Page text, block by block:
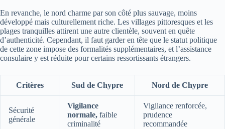
En revanche, le nord charme par son côté plus sauvage, moins
développé mais culturellement riche. Les villages pittoresques et les
plages tranquilles attirent une autre clientèle, souvent en quête
d’authenticité. Cependant, il faut garder en tête que le statut politique
de cette zone impose des formalités supplémentaires, et l’assistance
consulaire y est réduite pour certains ressortissants étrangers.
Critères Sud de Chypre Nord de Chypre
Sécurité
générale
Vigilance
normale, faible
criminalité
Vigilance renforcée,
prudence
recommandée